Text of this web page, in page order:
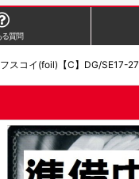
る質問
フスコイ(foil)【C】DG/SE17-27